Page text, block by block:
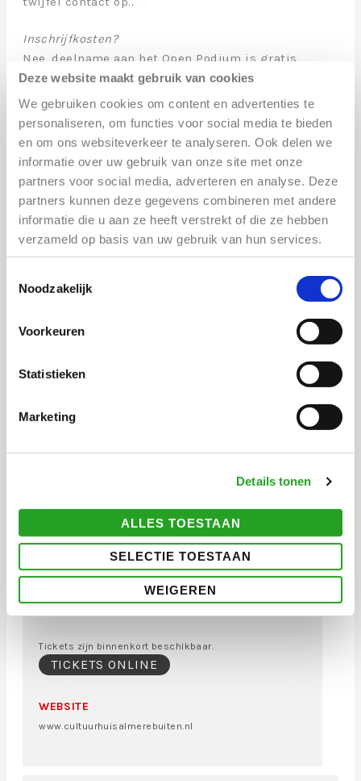
Deze website maakt gebruik van cookies
We gebruiken cookies om content en advertenties te
personaliseren, om functies voor social media te bieden
en om ons websiteverkeer te analyseren. Ook delen we
informatie over uw gebruik van onze site met onze
partners voor social media, adverteren en analyse. Deze
partners kunnen deze gegevens combineren met andere
informatie die u aan ze heeft verstrekt of die ze hebben
verzameld op basis van uw gebruik van hun services.
Noodzakelijk
Voorkeuren
Statistieken
Marketing
Details tonen
ALLES TOESTAAN
SELECTIE TOESTAAN
WEIGEREN
Inschrijfkosten?
Nee, deelname aan het Open Podium is gratis.
We maken een selectie uit de aanmeldingen op
programma. Aanmelden betekent dus niet dat
je automatisch deelneemt.
Wanneer hoor ik of ik geselecteerd ben?
ADRES
Cultuurhuis Almere Buiten locatie II
1334 KA Almere
DATUM EN TIJD
KOSTEN VOOR BEZOEKERS
€ 5,00 via Eventbrite (binnenkort verkrijgbaar)
Tickets zijn binnenkort beschikbaar.
TICKETS ONLINE
WEBSITE
www.cultuurhuisalmerebuiten.nl